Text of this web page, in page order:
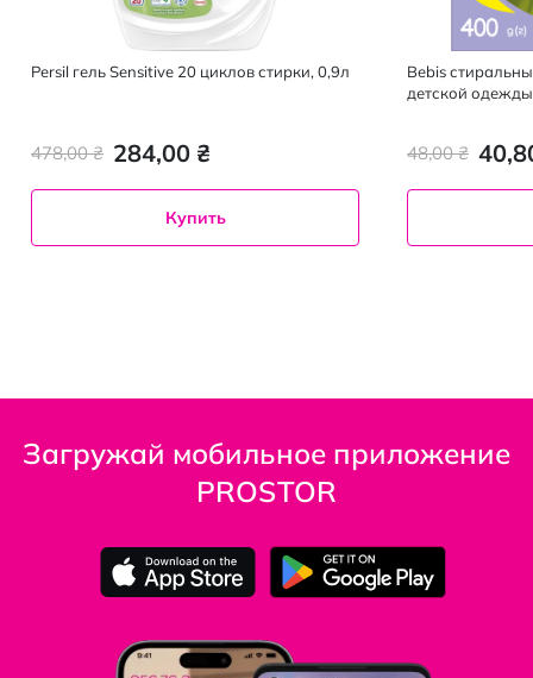
Persil гель Sensitive 20 циклов стирки, 0,9л
284,00 ₴
478,00 ₴
Купить
Bebis
детской
48,00 ₴
Загружай мобильное приложение
PROSTOR